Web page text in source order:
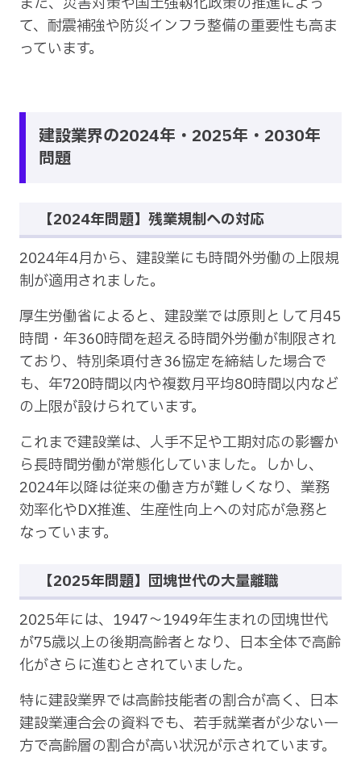
て、耐震補強や防災インフラ整備の重要性も高ま
っています。
建設業界の2024年・2025年・2030年
問題
【2024年問題】残業規制への対応
2024年4月から、建設業にも時間外労働の上限規
制が適用されました。
厚生労働省によると、建設業では原則として月45
時間・年360時間を超える時間外労働が制限され
ており、特別条項付き36協定を締結した場合で
も、年720時間以内や複数月平均80時間以内など
の上限が設けられています。
これまで建設業は、人手不足や工期対応の影響か
ら長時間労働が常態化していました。しかし、
2024年以降は従来の働き方が難しくなり、業務
効率化やDX推進、生産性向上への対応が急務と
なっています。
【2025年問題】団塊世代の大量離職
2025年には、1947〜1949年生まれの団塊世代
が75歳以上の後期高齢者となり、日本全体で高齢
化がさらに進むとされていました。
特に建設業界では高齢技能者の割合が高く、日本
建設業連合会の資料でも、若手就業者が少ない一
方で高齢層の割合が高い状況が示されています。